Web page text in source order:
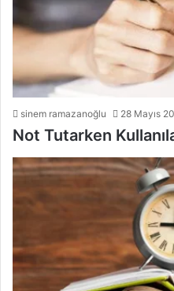
sinem ramazanoğlu 28 Mayıs
Not Tutarken